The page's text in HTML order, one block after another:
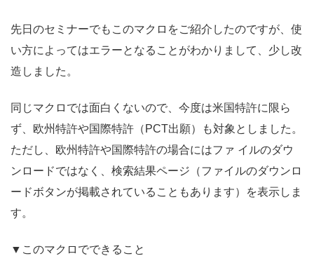
先日のセミナーでもこのマクロをご紹介したのですが、使
い方によってはエラーとなることがわかりまして、少し改
造しました。
同じマクロでは面白くないので、今度は米国特許に限ら
ず、欧州特許や国際特許（PCT出願）も対象としました。
ただし、欧州特許や国際特許の場合にはファ イルのダウ
ンロードではなく、検索結果ページ（ファイルのダウンロ
ードボタンが掲載されていることもあります）を表示しま
す。
▼このマクロでできること